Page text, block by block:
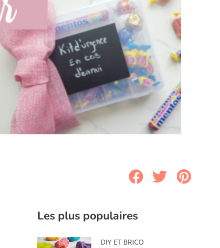
Les plus populaires
DIY ET BRICO